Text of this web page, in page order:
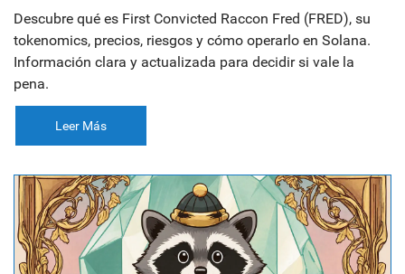
Descubre qué es First Convicted Raccon Fred (FRED), su
tokenomics, precios, riesgos y cómo operarlo en Solana.
Información clara y actualizada para decidir si vale la
pena.
Leer Más